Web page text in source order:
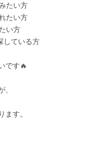
たい方
たい方
い方
している方
です🔥
、
ます。